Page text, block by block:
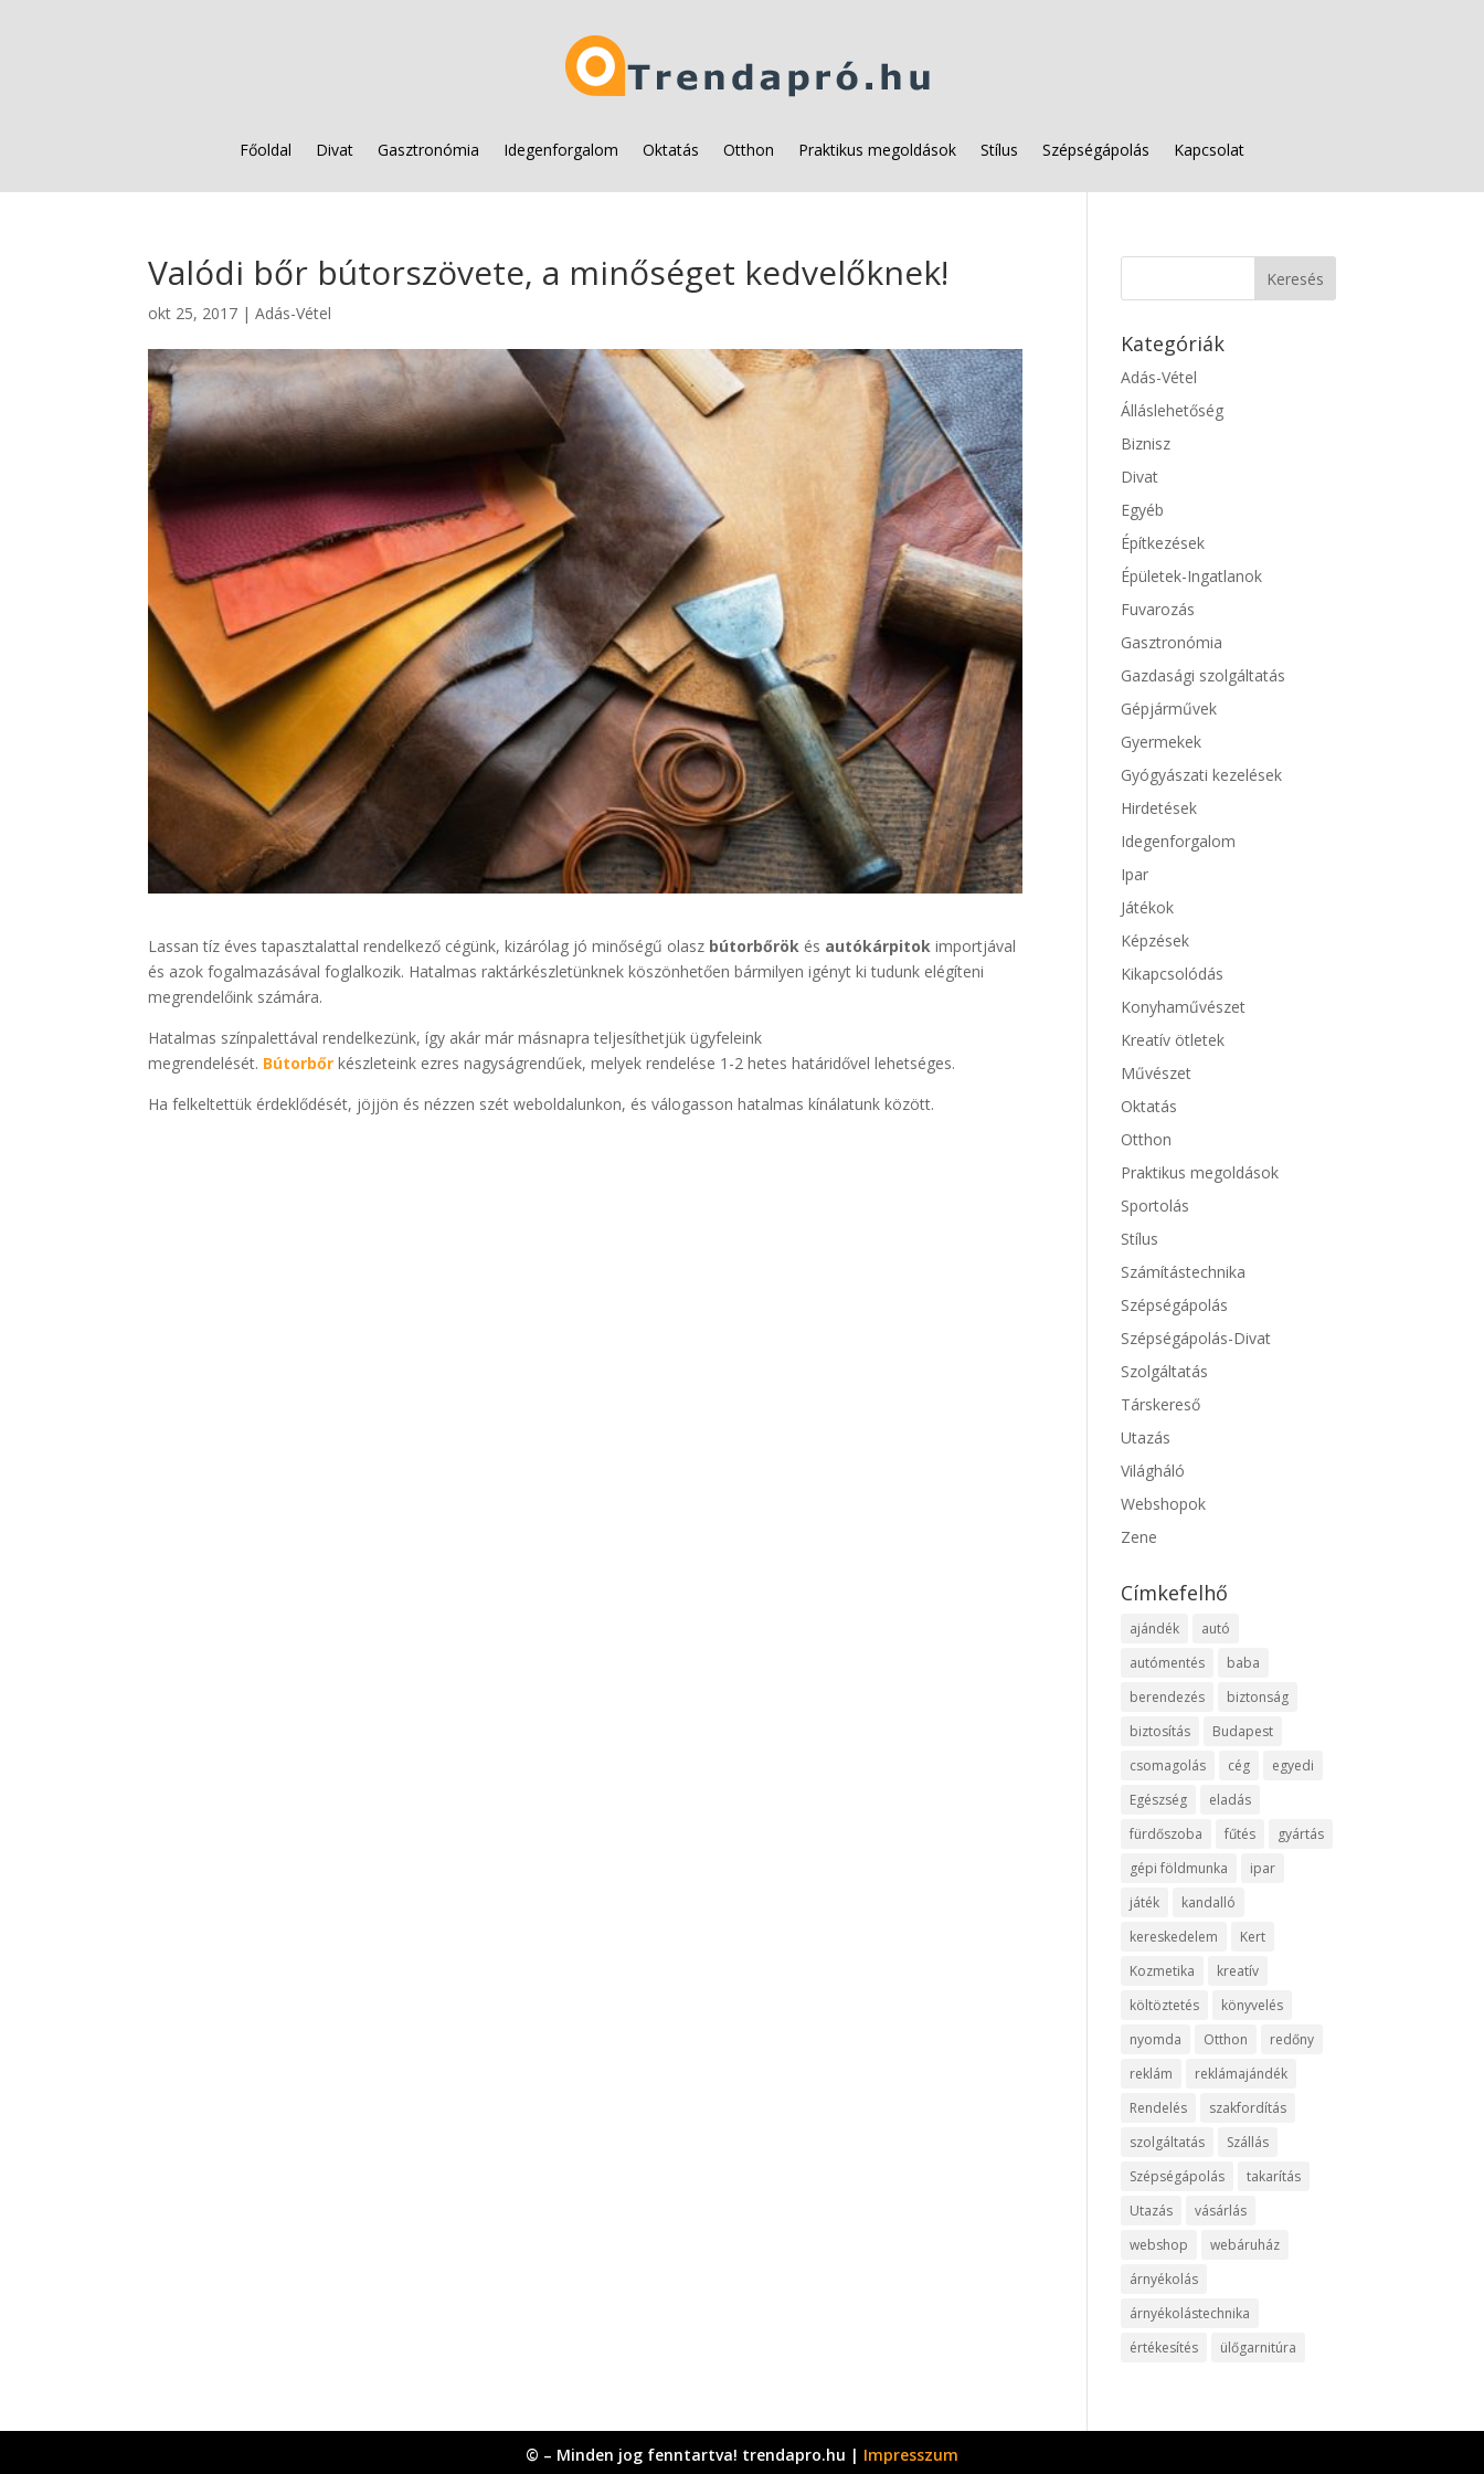
Főoldal Divat Gasztronómia Idegenforgalom Oktatás Otthon Praktikus megoldások Stílus Szépségápolás Kapcsolat
Valódi bőr bútorszövete, a minőséget kedvelőknek!
okt 25, 2017 |Adás-Vétel
Lassan tíz éves tapasztalattal rendelkező cégünk, kizárólag jó minőségű olasz bútorbőrök és autókárpitok importjával
és azok fogalmazásával foglalkozik. Hatalmas raktárkészletünknek köszönhetően bármilyen igényt ki tudunk elégíteni
megrendelőink számára.
Hatalmas színpalettával rendelkezünk, így akár már másnapra teljesíthetjük ügyfeleink
megrendelését. Bútorbőr készleteink ezres nagyságrendűek, melyek rendelése 1-2 hetes határidővel lehetséges.
Ha felkeltettük érdeklődését, jöjjön és nézzen szét weboldalunkon, és válogasson hatalmas kínálatunk között.
Kategóriák
Adás-Vétel
Álláslehetőség
Biznisz
Divat
Egyéb
Építkezések
Épületek-Ingatlanok
Fuvarozás
Gasztronómia
Gazdasági szolgáltatás
Gépjárművek
Gyermekek
Gyógyászati kezelések
Hirdetések
Idegenforgalom
Ipar
Játékok
Képzések
Kikapcsolódás
Konyhaművészet
Kreatív ötletek
Művészet
Oktatás
Otthon
Praktikus megoldások
Sportolás
Stílus
Számítástechnika
Szépségápolás
Szépségápolás-Divat
Szolgáltatás
Társkereső
Utazás
Világháló
Webshopok
Zene
Címkefelhő
ajándék
autó
autómentés
baba
berendezés
biztonság
biztosítás
Budapest
csomagolás
cég
egyedi
Egészség
eladás
fürdőszoba
fűtés
gyártás
gépi földmunka
ipar
játék
kandalló
kereskedelem
Kert
Kozmetika
kreatív
költöztetés
könyvelés
nyomda
Otthon
redőny
reklám
reklámajándék
Rendelés
szakfordítás
szolgáltatás
Szállás
Szépségápolás
takarítás
Utazás
vásárlás
webshop
webáruház
árnyékolás
árnyékolástechnika
értékesítés
ülőgarnitúra
© – Minden jog fenntartva! trendapro.hu | Impresszum